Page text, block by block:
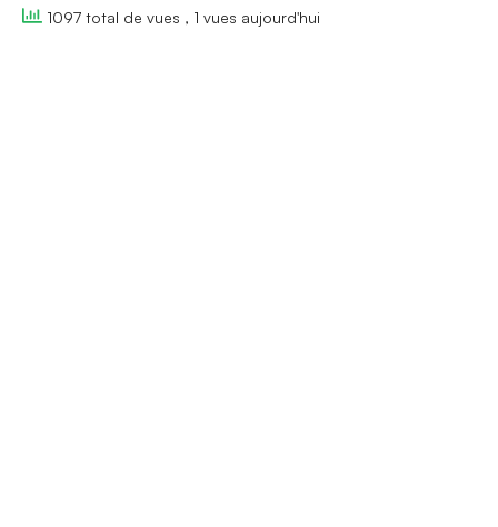
1097 total de vues , 1 vues aujourd'hui